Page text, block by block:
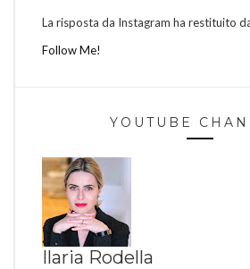
La risposta da Instagram ha restituito
Follow Me!
YOUTUBE
Ilaria Rodella